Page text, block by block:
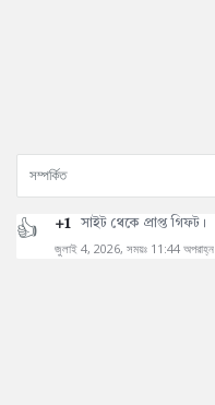
+1 সাইট থেকে প্রাপ্ত গিফট।
জুলাই 4, 2026, সময়ঃ 11:44 অপরাহ্ন